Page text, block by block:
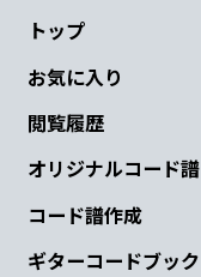
トップ
お気に入り
閲覧履歴
オリジナルコード譜
コード譜作成
ギターコードブック